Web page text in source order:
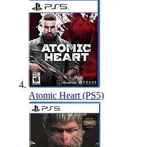
Atomic Heart (PS5)